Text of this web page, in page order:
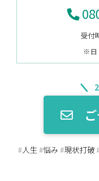
受付
※日
#人生#悩み#現状打破